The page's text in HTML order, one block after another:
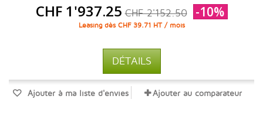
CHF 1'937.25 CHF 2'152.50 -10%
Leasing dès CHF 39.71 HT / mois
DÉTAILS
Ajouter à ma liste d'envies Ajouter au comparateur